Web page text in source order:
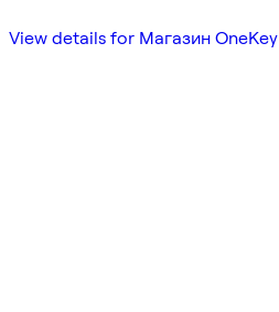
View details for Магазин OneKey